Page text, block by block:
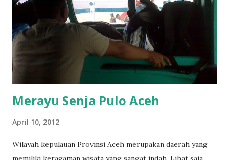
Merayu Senja Pulo Aceh
April 10, 2012
Wilayah kepulauan Provinsi Aceh merupakan daerah yang